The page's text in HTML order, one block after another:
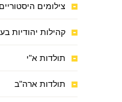
צילומים היסטוריים
קהילות יהודיות
תולדות א"י
תולדות ארה"ב